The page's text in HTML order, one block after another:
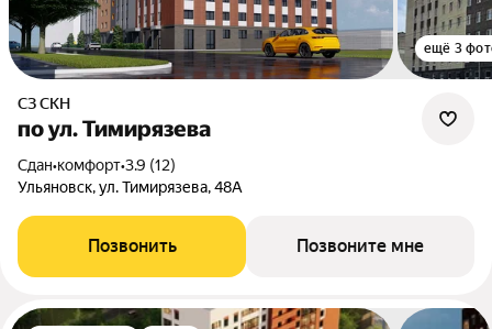
ещё 3
СЗ СКН
по ул. Тимирязева
Сдан•комфорт•3.9 (12)
Ульяновск, ул. Тимирязева, 48А
Позвонить Позвоните мне